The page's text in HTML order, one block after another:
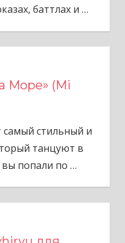
баттлах и …
Море» (Mi
стильный и
танцуют в
вы попали по …